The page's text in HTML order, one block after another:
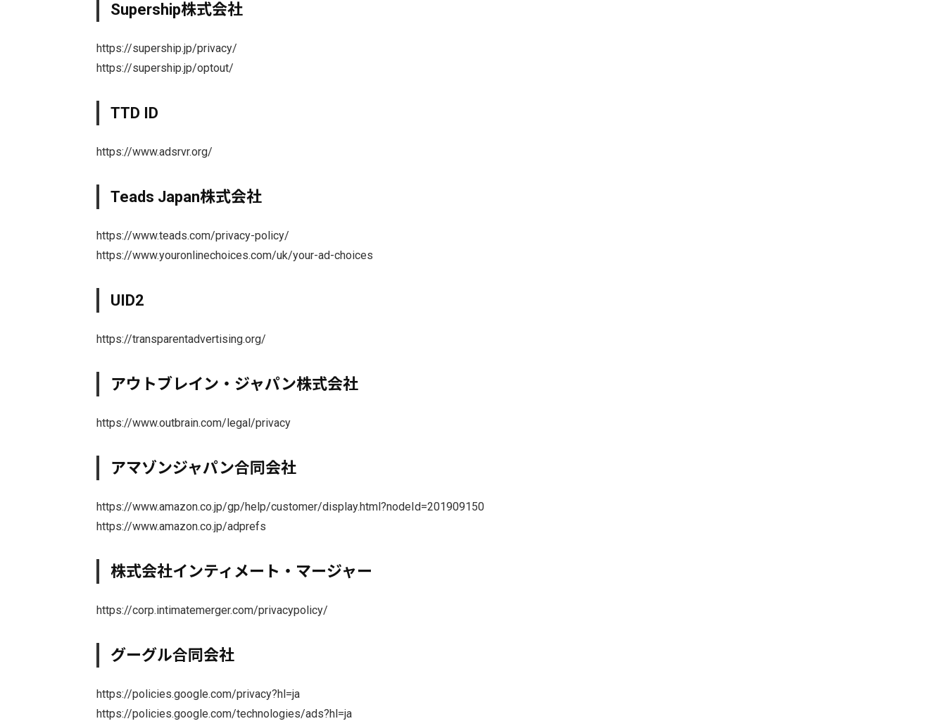
Supership株式会社
https://supership.jp/privacy/
https://supership.jp/optout/
TTD ID
https://www.adsrvr.org/
Teads Japan株式会社
https://www.teads.com/privacy-policy/
https://www.youronlinechoices.com/uk/your-ad-choices
UID2
https://transparentadvertising.org/
アウトブレイン・ジャパン株式会社
https://www.outbrain.com/legal/privacy
アマゾンジャパン合同会社
https://www.amazon.co.jp/gp/help/customer/display.html?nodeId=201909150
https://www.amazon.co.jp/adprefs
株式会社インティメート・マージャー
https://corp.intimatemerger.com/privacypolicy/
グーグル合同会社
https://policies.google.com/privacy?hl=ja
https://policies.google.com/technologies/ads?hl=ja